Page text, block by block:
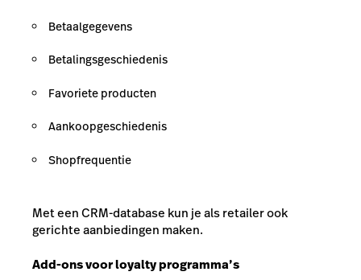
Betaalgegevens
Betalingsgeschiedenis
Favoriete producten
Aankoopgeschiedenis
Shopfrequentie
Met een CRM-database kun je als retailer ook
gerichte aanbiedingen maken.
Add-ons voor loyalty programma’s